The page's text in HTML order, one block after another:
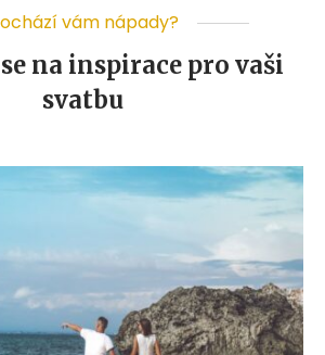
vám nápady?
na inspirace pro vaši
svatbu